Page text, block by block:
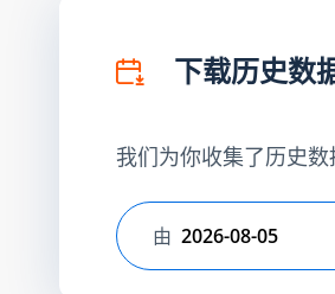
下载历史数
我们为你收集了历史
选择开始日期
由